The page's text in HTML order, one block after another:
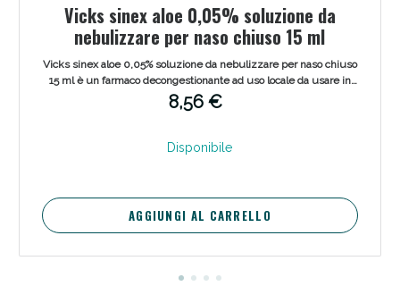
Vicks sinex aloe 0,05% soluzione da
nebulizzare per naso chiuso 15 ml
Vicks sinex aloe 0,05% soluzione da nebulizzare per naso chiuso
15 ml è un farmaco decongestionante ad uso locale da usare in
individui dai 12 anni in poi, indicato in caso di raffreddore e naso
chiuso in soluzione da nebulizzare.
8,56 €
Disponibile
AGGIUNGI AL CARRELLO